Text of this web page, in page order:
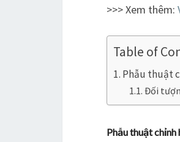
>>> Xem thêm:
Table of
Phẫu thuật
Đối
Phẫu thuật chỉnh